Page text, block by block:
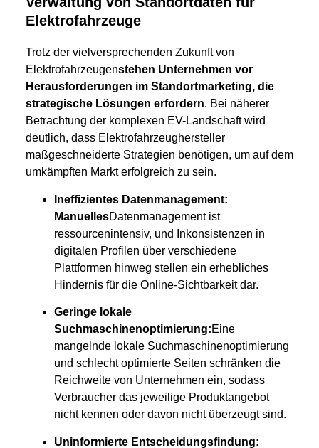
Elektrofahrzeuge
Trotz der vielversprechenden Zukunft von
Elektrofahrzeugenstehen Unternehmen vor
Herausforderungen im Standortmarketing, die
strategische Lösungen erfordern. Bei näherer
Betrachtung der komplexen EV-Landschaft wird
deutlich, dass Elektrofahrzeughersteller
maßgeschneiderte Strategien benötigen, um auf dem
umkämpften Markt erfolgreich zu sein.
Ineffizientes Datenmanagement:
ManuellesDatenmanagement ist
ressourcenintensiv, und Inkonsistenzen in
digitalen Profilen über verschiedene
Plattformen hinweg stellen ein erhebliches
Hindernis für die Online-Sichtbarkeit dar.
Geringe lokale
Suchmaschinenoptimierung:Eine
mangelnde lokale Suchmaschinenoptimierung
und schlecht optimierte Seiten schränken die
Reichweite von Unternehmen ein, sodass
Verbraucher das jeweilige Produktangebot
nicht kennen oder davon nicht überzeugt sind.
Uninformierte Entscheidungsfindung: